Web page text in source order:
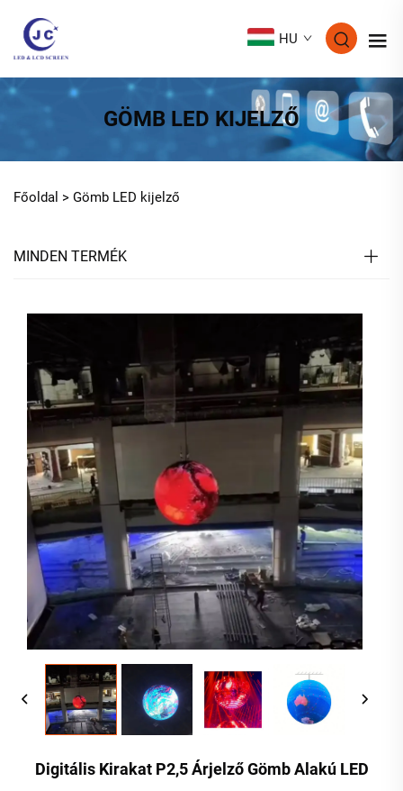
HU
GÖMB LED KIJELZŐ
Főoldal > Gömb LED kijelző
MINDEN TERMÉK
Digitális Kirakat P2,5 Árjelző Gömb Alakú LED